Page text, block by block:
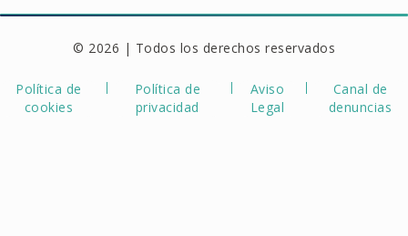
© 2026 | Todos los derechos reservados
Política de
cookies
Política de
privacidad
Aviso
Legal
Canal de
denuncias